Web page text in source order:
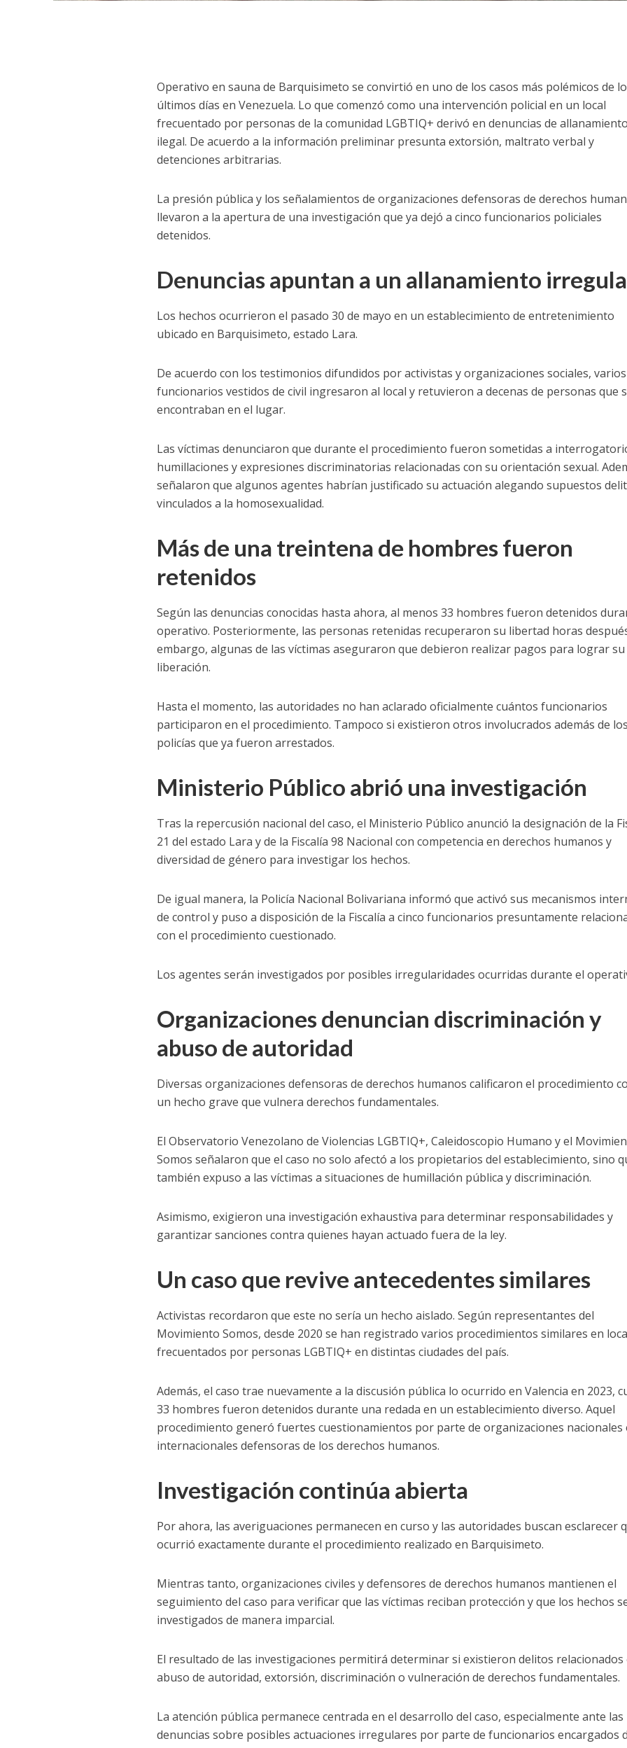
Operativo en sauna de Barquisimeto se convirtió en uno de los casos más polémicos de
últimos días en Venezuela. Lo que comenzó como una intervención policial en un local
frecuentado por personas de la comunidad LGBTIQ+ derivó en denuncias de
ilegal. De acuerdo a la información preliminar presunta extorsión, maltrato verbal y
detenciones arbitrarias.
La presión pública y los señalamientos de organizaciones defensoras de derechos
llevaron a la apertura de una investigación que ya dejó a cinco funcionarios policiales
detenidos.
Denuncias apuntan a un allanamiento
Los hechos ocurrieron el pasado 30 de mayo en un establecimiento de entretenimiento
ubicado en Barquisimeto, estado Lara.
De acuerdo con los testimonios difundidos por activistas y organizaciones sociales, varios
funcionarios vestidos de civil ingresaron al local y retuvieron a decenas de personas que
encontraban en el lugar.
Las víctimas denunciaron que durante el procedimiento fueron sometidas a
humillaciones y expresiones discriminatorias relacionadas con su orientación sexual.
señalaron que algunos agentes habrían justificado su actuación alegando supuestos
vinculados a la homosexualidad.
Más de una treintena de hombres fueron
retenidos
Según las denuncias conocidas hasta ahora, al menos 33 hombres fueron detenidos
operativo. Posteriormente, las personas retenidas recuperaron su libertad horas
embargo, algunas de las víctimas aseguraron que debieron realizar pagos para lograr su
liberación.
Hasta el momento, las autoridades no han aclarado oficialmente cuántos funcionarios
participaron en el procedimiento. Tampoco si existieron otros involucrados además de
policías que ya fueron arrestados.
Ministerio Público abrió una investigación
Tras la repercusión nacional del caso, el Ministerio Público anunció la designación de la
21 del estado Lara y de la Fiscalía 98 Nacional con competencia en derechos humanos y
diversidad de género para investigar los hechos.
De igual manera, la Policía Nacional Bolivariana informó que activó sus mecanismos
de control y puso a disposición de la Fiscalía a cinco funcionarios presuntamente
con el procedimiento cuestionado.
Los agentes serán investigados por posibles irregularidades ocurridas durante el
Organizaciones denuncian discriminación y
abuso de autoridad
Diversas organizaciones defensoras de derechos humanos calificaron el procedimiento
un hecho grave que vulnera derechos fundamentales.
El Observatorio Venezolano de Violencias LGBTIQ+, Caleidoscopio Humano y el
Somos señalaron que el caso no solo afectó a los propietarios del establecimiento, sino
también expuso a las víctimas a situaciones de humillación pública y discriminación.
Asimismo, exigieron una investigación exhaustiva para determinar responsabilidades y
garantizar sanciones contra quienes hayan actuado fuera de la ley.
Un caso que revive antecedentes similares
Activistas recordaron que este no sería un hecho aislado. Según representantes del
Movimiento Somos, desde 2020 se han registrado varios procedimientos similares en
frecuentados por personas LGBTIQ+ en distintas ciudades del país.
Además, el caso trae nuevamente a la discusión pública lo ocurrido en Valencia en 2023,
33 hombres fueron detenidos durante una redada en un establecimiento diverso. Aquel
procedimiento generó fuertes cuestionamientos por parte de organizaciones nacionales
internacionales defensoras de los derechos humanos.
Investigación continúa abierta
Por ahora, las averiguaciones permanecen en curso y las autoridades buscan esclarecer
ocurrió exactamente durante el procedimiento realizado en Barquisimeto.
Mientras tanto, organizaciones civiles y defensores de derechos humanos mantienen el
seguimiento del caso para verificar que las víctimas reciban protección y que los hechos
investigados de manera imparcial.
El resultado de las investigaciones permitirá determinar si existieron delitos relacionados
abuso de autoridad, extorsión, discriminación o vulneración de derechos fundamentales.
La atención pública permanece centrada en el desarrollo del caso, especialmente ante las
denuncias sobre posibles actuaciones irregulares por parte de funcionarios encargados